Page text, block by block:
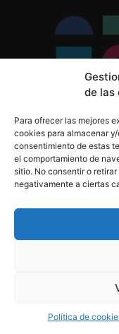
de las
Para ofrecer las mejores
cookies para almacenar
consentimiento de estas
el comportamiento de
sitio. No consentir o
negativamente a ciertas
Política de